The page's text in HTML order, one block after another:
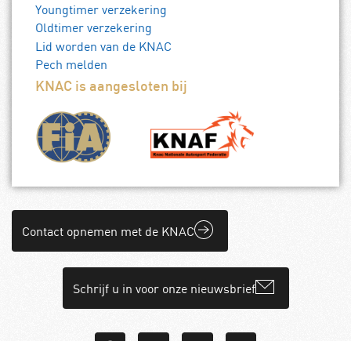
Youngtimer verzekering
Oldtimer verzekering
Lid worden van de KNAC
Pech melden
KNAC is aangesloten bij
Contact opnemen met de KNAC
Schrijf u in voor onze nieuwsbrief